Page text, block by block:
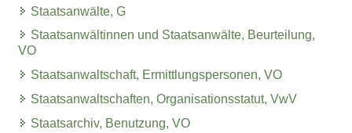
Staatsanwälte, G
Staatsanwältinnen und Staatsanwälte, Beurteilung,
VO
Staatsanwaltschaft, Ermittlungspersonen, VO
Staatsanwaltschaften, Organisationsstatut, VwV
Staatsarchiv, Benutzung, VO